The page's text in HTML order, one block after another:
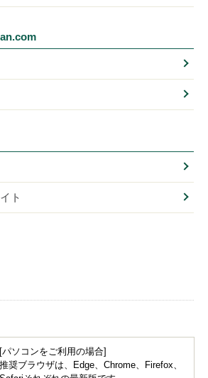
ト
[パソコンをご利用の場合]
推奨ブラウザは、Edge、Chrome、Firefox、